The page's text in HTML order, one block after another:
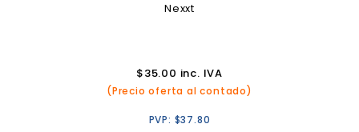
Nexxt
$35.00 inc. IVA
(Precio oferta al contado)
PVP: $37.80